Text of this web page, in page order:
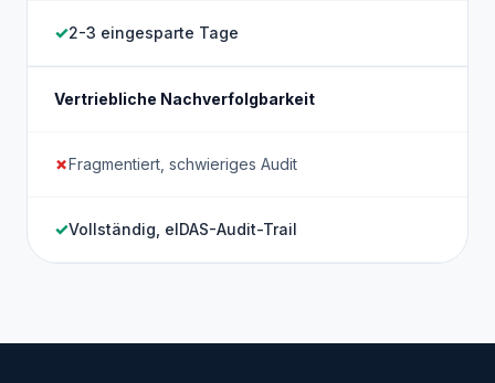
2-3 eingesparte Tage
Vertriebliche Nachverfolgbarkeit
Fragmentiert, schwieriges Audit
Vollständig, eIDAS-Audit-Trail